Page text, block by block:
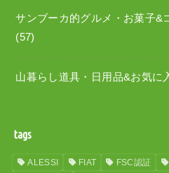
サンブーカ的グルメ・お菓子&
(57)
山暮らし道具・日用品&お気に
tags
ALESSI FIAT FSC認証